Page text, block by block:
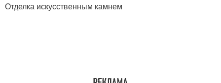
Отделка искусственным камнем